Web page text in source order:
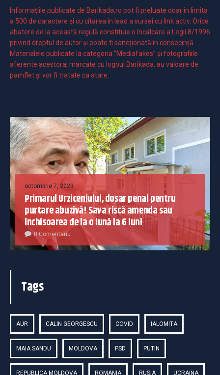
Informaţiile publicate de Barikada.ro pot fi preluate doar în limita
a 500 de caractere şi cu citarea în lead a sursei cu link activ. Orice
abatere de la această regulă constituie o încălcare a Legii 8/1996
privind dreptul de autor și poate fi sancționată în consecință.
Materialele publicate la categoria ”Mediafakes” și fotografiile
aferente acestora, marcate cu logoul Barikada, au valoare de
pamflet și vor fi tratate ca atare.
octombrie 7, 2023
Primarul Urziceniului, dosar penal pentru
purtare abuzivă! Sava riscă amenda sau
închisoarea de la o lună la 6 luni
0 Comentariu
Tags
AUR CALIN GEORGESCU COVID IALOMITA
MAIA SANDU MOLDOVA PSD PUTIN
REPUBLICA MOLDOVA ROMANIA RUSIA UCRAINA